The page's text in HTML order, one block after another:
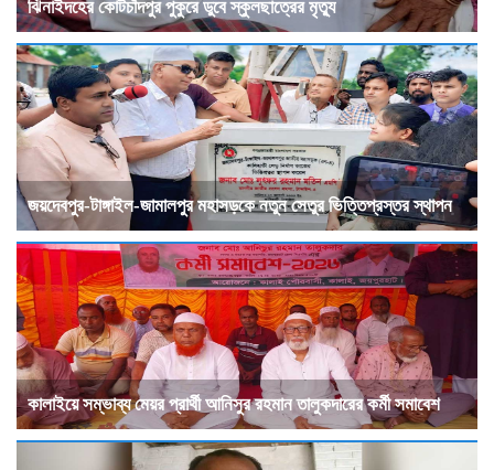
ঝিনাইদহের কোটচাঁদপুর পুকুরে ডুবে স্কুলছাত্রের মৃত্যু
জয়দেবপুর-টাঙ্গাইল-জামালপুর মহাসড়কে নতুন সেতুর ভিত্তিপ্রস্তর স্থাপন
কালাইয়ে সম্ভাব্য মেয়র প্রার্থী আনিসুর রহমান তালুকদারের কর্মী সমাবেশ